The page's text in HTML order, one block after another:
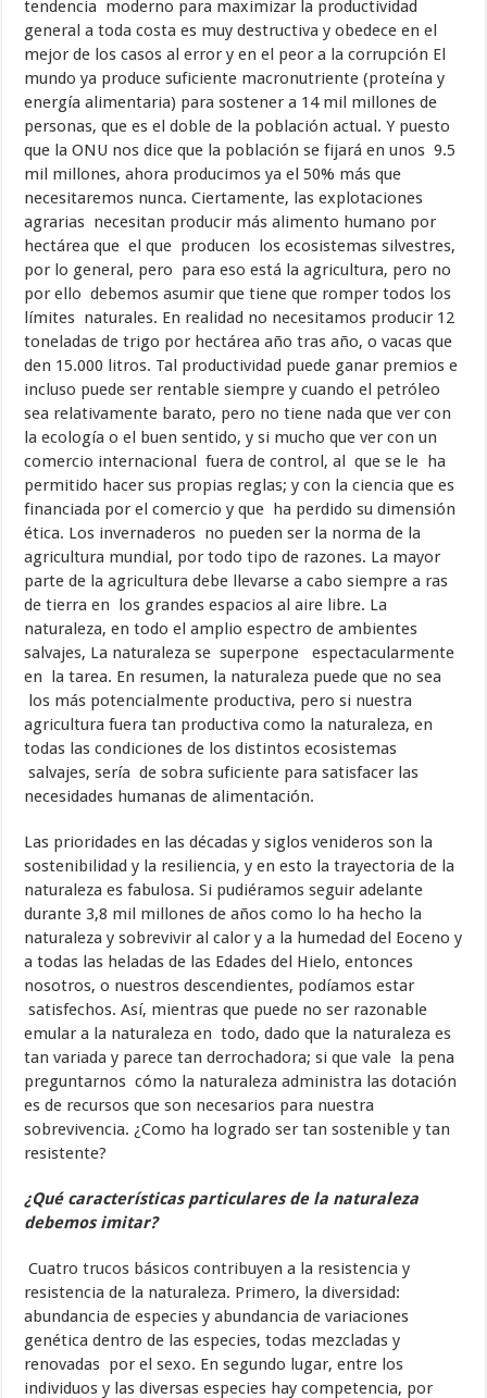
tendencia moderno para maximizar la productividad
general a toda costa es muy destructiva y obedece en el
mejor de los casos al error y en el peor a la corrupción El
mundo ya produce suficiente macronutriente (proteína y
energía alimentaria) para sostener a 14 mil millones de
personas, que es el doble de la población actual. Y puesto
que la ONU nos dice que la población se fijará en unos 9.5
mil millones, ahora producimos ya el 50% más que
necesitaremos nunca. Ciertamente, las explotaciones
agrarias necesitan producir más alimento humano por
hectárea que el que producen los ecosistemas silvestres,
por lo general, pero para eso está la agricultura, pero no
por ello debemos asumir que tiene que romper todos los
límites naturales. En realidad no necesitamos producir 12
toneladas de trigo por hectárea año tras año, o vacas que
den 15.000 litros. Tal productividad puede ganar premios e
incluso puede ser rentable siempre y cuando el petróleo
sea relativamente barato, pero no tiene nada que ver con
la ecología o el buen sentido, y si mucho que ver con un
comercio internacional fuera de control, al que se le ha
permitido hacer sus propias reglas; y con la ciencia que es
financiada por el comercio y que ha perdido su dimensión
ética. Los invernaderos no pueden ser la norma de la
agricultura mundial, por todo tipo de razones. La mayor
parte de la agricultura debe llevarse a cabo siempre a ras
de tierra en los grandes espacios al aire libre. La
naturaleza, en todo el amplio espectro de ambientes
salvajes, La naturaleza se superpone espectacularmente
en la tarea. En resumen, la naturaleza puede que no sea
los más potencialmente productiva, pero si nuestra
agricultura fuera tan productiva como la naturaleza, en
todas las condiciones de los distintos ecosistemas
salvajes, sería de sobra suficiente para satisfacer las
necesidades humanas de alimentación.
Las prioridades en las décadas y siglos venideros son la
sostenibilidad y la resiliencia, y en esto la trayectoria de la
naturaleza es fabulosa. Si pudiéramos seguir adelante
durante 3,8 mil millones de años como lo ha hecho la
naturaleza y sobrevivir al calor y a la humedad del Eoceno y
a todas las heladas de las Edades del Hielo, entonces
nosotros, o nuestros descendientes, podíamos estar
satisfechos. Así, mientras que puede no ser razonable
emular a la naturaleza en todo, dado que la naturaleza es
tan variada y parece tan derrochadora; si que vale la pena
preguntarnos cómo la naturaleza administra las dotación
es de recursos que son necesarios para nuestra
sobrevivencia. ¿Como ha logrado ser tan sostenible y tan
resistente?
¿Qué características particulares de la naturaleza
debemos imitar?
Cuatro trucos básicos contribuyen a la resistencia y
resistencia de la naturaleza. Primero, la diversidad:
abundancia de especies y abundancia de variaciones
genética dentro de las especies, todas mezcladas y
renovadas por el sexo. En segundo lugar, entre los
individuos y las diversas especies hay competencia, por